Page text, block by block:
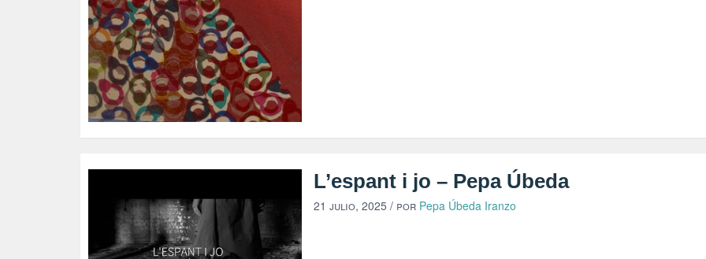
L’espant i jo – Pepa Úbeda
21 julio, 2025 / por Pepa Úbeda Iranzo